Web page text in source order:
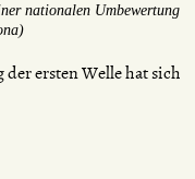
nationalen Umbewertung
ersten Welle hat sich